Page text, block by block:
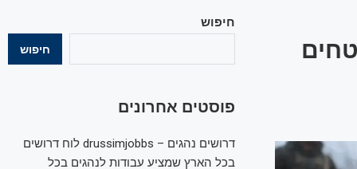
חיפוש
חיפוש
פוסטים אחרונים
דרושים נהגים – drussimjobbs לוח דרושים
בכל הארץ שמציע עבודות לנהגים בכל